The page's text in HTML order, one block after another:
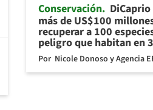
Conservación
más de US$100
recuperar a 100
peligro que habitan en
Por Nicole Donoso y Agencia